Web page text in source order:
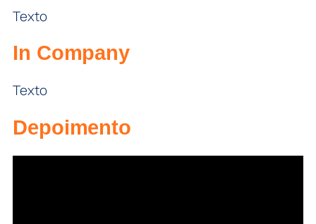
Texto
In Company
Texto
Depoimento